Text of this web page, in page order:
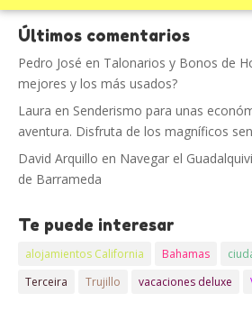
Últimos comentarios
Pedro José en Talonarios y Bonos de
mejores y los más usados?
Laura en Senderismo para unas
aventura. Disfruta de los magníficos
David Arquillo en Navegar el
de Barrameda
Te puede interesar
alojamientos California Bahamas
Terceira
Trujillo vacaciones deluxe